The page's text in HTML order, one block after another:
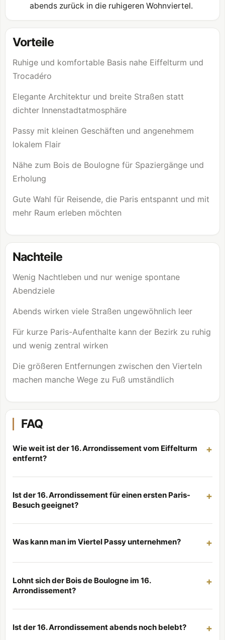
abends zurück in die ruhigeren Wohnviertel.
Vorteile
Ruhige und komfortable Basis nahe Eiffelturm und
Trocadéro
Elegante Architektur und breite Straßen statt
dichter Innenstadtatmosphäre
Passy mit kleinen Geschäften und angenehmem
lokalem Flair
Nähe zum Bois de Boulogne für Spaziergänge und
Erholung
Gute Wahl für Reisende, die Paris entspannt und mit
mehr Raum erleben möchten
Nachteile
Wenig Nachtleben und nur wenige spontane
Abendziele
Abends wirken viele Straßen ungewöhnlich leer
Für kurze Paris-Aufenthalte kann der Bezirk zu ruhig
und wenig zentral wirken
Die größeren Entfernungen zwischen den Vierteln
machen manche Wege zu Fuß umständlich
FAQ
Wie weit ist der 16. Arrondissement vom Eiffelturm
entfernt?
Ist der 16. Arrondissement für einen ersten Paris-
Besuch geeignet?
Was kann man im Viertel Passy unternehmen?
Lohnt sich der Bois de Boulogne im 16.
Arrondissement?
Ist der 16. Arrondissement abends noch belebt?